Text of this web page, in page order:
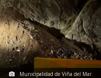
Municipalidad de Viña del Mar.